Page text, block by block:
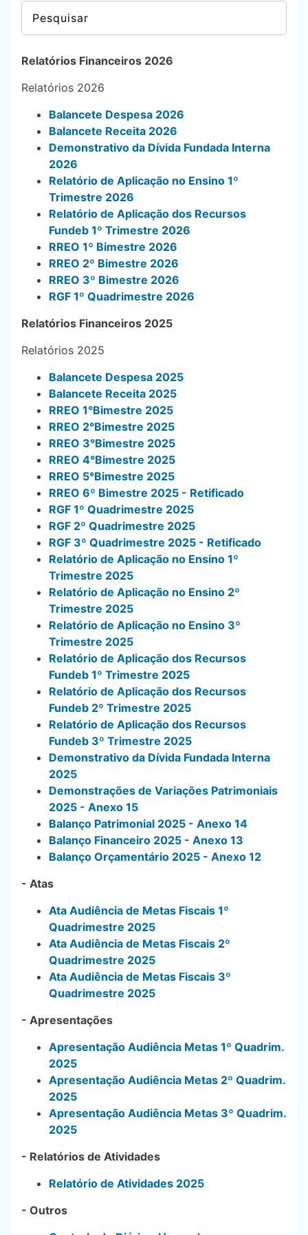
Relatórios Financeiros 2026
Relatórios 2026
Balancete Despesa 2026
Balancete Receita 2026
Demonstrativo da Dívida Fundada Interna
2026
Relatório de Aplicação no Ensino 1º
Trimestre 2026
Relatório de Aplicação dos Recursos
Fundeb 1º Trimestre 2026
RREO 1º Bimestre 2026
RREO 2º Bimestre 2026
RREO 3º Bimestre 2026
RGF 1º Quadrimestre 2026
Relatórios Financeiros 2025
Relatórios 2025
Balancete Despesa 2025
Balancete Receita 2025
RREO 1°Bimestre 2025
RREO 2°Bimestre 2025
RREO 3°Bimestre 2025
RREO 4°Bimestre 2025
RREO 5°Bimestre 2025
RREO 6º Bimestre 2025 - Retificado
RGF 1º Quadrimestre 2025
RGF 2º Quadrimestre 2025
RGF 3º Quadrimestre 2025 - Retificado
Relatório de Aplicação no Ensino 1º
Trimestre 2025
Relatório de Aplicação no Ensino 2º
Trimestre 2025
Relatório de Aplicação no Ensino 3º
Trimestre 2025
Relatório de Aplicação dos Recursos
Fundeb 1º Trimestre 2025
Relatório de Aplicação dos Recursos
Fundeb 2º Trimestre 2025
Relatório de Aplicação dos Recursos
Fundeb 3º Trimestre 2025
Demonstrativo da Dívida Fundada Interna
2025
Demonstrações de Variações Patrimoniais
2025 - Anexo 15
Balanço Patrimonial 2025 - Anexo 14
Balanço Financeiro 2025 - Anexo 13
Balanço Orçamentário 2025 - Anexo 12
- Atas
Ata Audiência de Metas Fiscais 1º
Quadrimestre 2025
Ata Audiência de Metas Fiscais 2º
Quadrimestre 2025
Ata Audiência de Metas Fiscais 3º
Quadrimestre 2025
- Apresentações
Apresentação Audiência Metas 1º Quadrim.
2025
Apresentação Audiência Metas 2º Quadrim.
2025
Apresentação Audiência Metas 3º Quadrim.
2025
- Relatórios de Atividades
Relatório de Atividades 2025
- Outros